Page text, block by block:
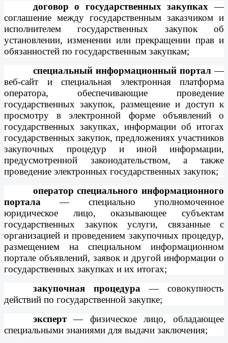
договор о государственных закупках —
соглашение между государственным заказчиком и
исполнителем государственных закупок об
установлении, изменении или прекращении прав и
обязанностей по государственным закупкам;
специальный информационный портал—
веб-сайт и специальная электронная платформа
оператора, обеспечивающие проведение
государственных закупок, размещение и доступ к
просмотру в электронной форме объявлений о
государственных закупках, информации об итогах
государственных закупок, предложениях участников
закупочных процедур и иной информации,
предусмотренной законодательством, а также
проведение электронных государственных закупок;
оператор специального информационного
портала — специально уполномоченное
юридическое лицо, оказывающее субъектам
государственных закупок услуги, связанные с
организацией и проведением закупочных процедур,
размещением на специальном информационном
портале объявлений, заявок и другой информации о
государственных закупках и их итогах;
закупочная процедура — совокупность
действий по государственной закупке;
эксперт— физическое лицо, обладающее
специальными знаниями для выдачи заключения;